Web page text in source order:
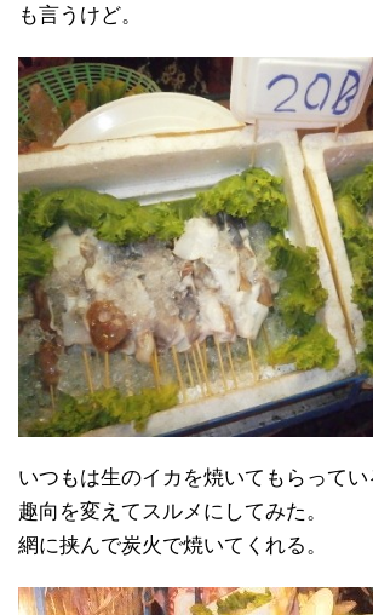
も言うけど。
いつもは生のイカを焼いてもらって
趣向を変えてスルメにしてみた。
網に挟んで炭火で焼いてくれる。